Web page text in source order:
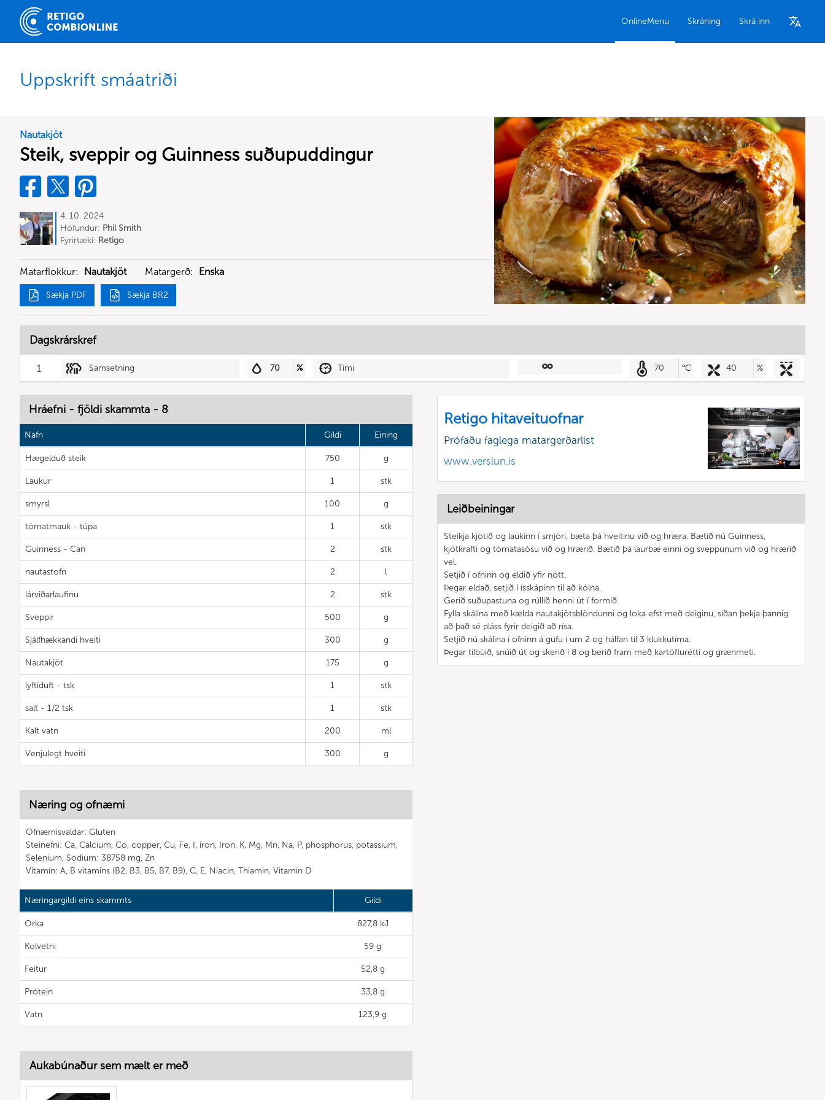
OnlineMenu Skráning Skrá inn
Uppskrift smáatriði
Nautakjöt
Steik, sveppir og Guinness suðupuddingur
4. 10. 2024
Höfundur: Phil Smith
Fyrirtæki: Retigo
Matarflokkur: Nautakjöt Matargerð: Enska
Sækja PDF Sækja BR2
Dagskrárskref
1 Samsetning 70 % Tími 70 °C 40 %
Hráefni - fjöldi skammta - 8
Nafn Gildi Eining
Hægelduð steik 750 g
Laukur 1 stk
smyrsl 100 g
tómatmauk - túpa 1 stk
Guinness - Can 2 stk
nautastofn 2 l
lárviðarlaufinu 2 stk
Sveppir 500 g
Sjálfhækkandi hveiti 300 g
Nautakjöt 175 g
lyftiduft - tsk 1 stk
salt - 1/2 tsk 1 stk
Kalt vatn 200 ml
Venjulegt hveiti 300 g
Næring og ofnæmi
Ofnæmisvaldar: Gluten
Steinefni: Ca, Calcium, Co, copper, Cu, Fe, I, iron, Iron, K, Mg, Mn, Na, P, phosphorus, potassium,
Selenium, Sodium: 38758 mg, Zn
Vítamín: A, B vitamins (B2, B3, B5, B7, B9), C, E, Niacin, Thiamin, Vitamin D
Næringargildi eins skammts Gildi
Orka 827,8 kJ
Kolvetni 59 g
Feitur 52,8 g
Prótein 33,8 g
Vatn 123,9 g
Retigo hitaveituofnar
Prófaðu faglega matargerðarlist
www.verslun.is
Leiðbeiningar
Steikja kjötið og laukinn í smjöri, bæta þá hveitinu við og hræra. Bætið nú Guinness,
kjötkrafti og tómatasósu við og hrærið. Bætið þá laurbæ einni og sveppunum við og hrærið
vel.
Setjið í ofninn og eldið yfir nótt.
Þegar eldað, setjið í ísskápinn til að kólna.
Gerið suðupastuna og rúllið henni út í formið.
Fylla skálina með kælda nautakjötsblöndunni og loka efst með deiginu, síðan þekja þannig
að það sé pláss fyrir deigið að rísa.
Setjið nú skálina í ofninn á gufu í um 2 og hálfan til 3 klukkutíma.
Þegar tilbúið, snúið út og skerið í 8 og berið fram með kartöflurétti og grænmeti.
Aukabúnaður sem mælt er með